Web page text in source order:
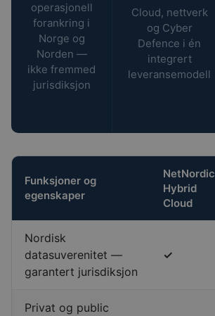
operasjonell
forankring i
Norge og
Norden —
ikke fremmed
jurisdiksjon
Cloud, nettverk
og Cyber
Defence i én
integrert
leveransemodell
Funksjoner og
egenskaper
NetNordic
Hybrid
Cloud
Nordisk
datasuverenitet —
garantert jurisdiksjon
✓
Privat og public